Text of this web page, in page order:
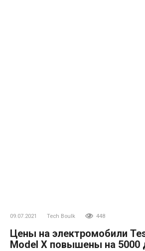
09.07.2021 Tech Boulk 448
Цены на электромобили
Model X повышены на 5000